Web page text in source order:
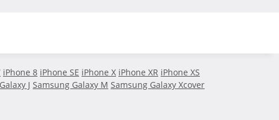
iPhone 8 iPhone SE iPhone X iPhone XR iPhone XS
J Samsung Galaxy M Samsung Galaxy Xcover